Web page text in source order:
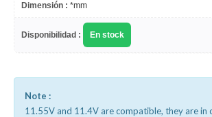
Dimensión : *mm
Disponibilidad : En stock
Note :
11.55V and 11.4V are compatible, they are in